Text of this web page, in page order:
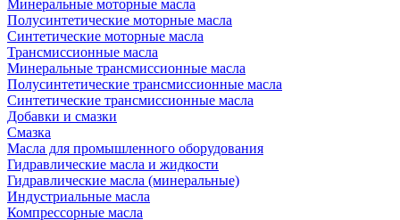
Минеральные моторные масла
Полусинтетические моторные масла
Синтетические моторные масла
Трансмиссионные масла
Минеральные трансмиссионные масла
Полусинтетические трансмиссионные масла
Синтетические трансмиссионные масла
Добавки и смазки
Смазка
Масла для промышленного оборудования
Гидравлические масла и жидкости
Гидравлические масла (минеральные)
Индустриальные масла
Компрессорные масла